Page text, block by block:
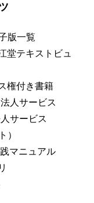
版一覧
堂テキストビュ
権付き書籍
人サービス
サービス
）
マニュアル